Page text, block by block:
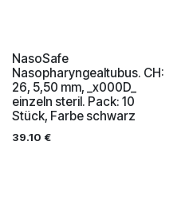
NasoSafe
Nasopharyngealtubus. CH:
26, 5,50 mm, _x000D_
einzeln steril. Pack: 10
Stück, Farbe schwarz
39.10 €